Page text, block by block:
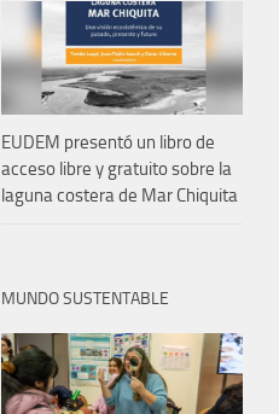
EUDEM presentó un libro de
acceso libre y gratuito sobre la
laguna costera de Mar Chiquita
MUNDO SUSTENTABLE